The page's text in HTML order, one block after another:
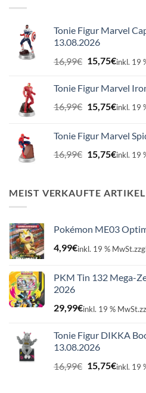
Tonie Figur Marvel
13.08.2026
16,99€
Preis
16,99€
15,75€
15,75€.
inkl. 19
Tonie Figur Marvel
16,99€
Preis
16,99€
15,75€
15,75€.
inkl. 19
Tonie Figur Marvel
16,99€
Preis
16,99€
15,75€
15,75€.
inkl. 19
MEIST VERKAUFTE ARTIKEL
Pokémon ME03
4,99€inkl. 19 % MwSt.
PKM Tin 132 Mega-
2026
29,99€inkl. 19 % MwSt.
Tonie Figur DIKKA
13.08.2026
16,99€ 15,75€inkl. 19